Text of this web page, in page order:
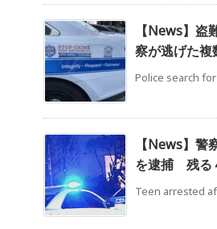
【News】
察が逃げた複
Police search
【News】
を逮捕 残る
Teen arrested